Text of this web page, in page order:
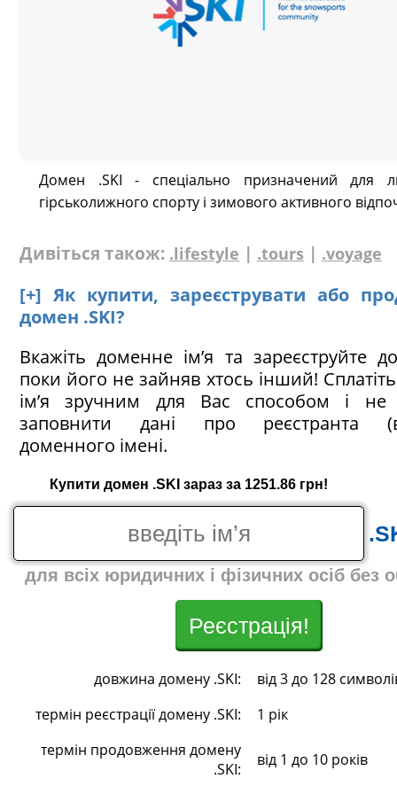
Домен .SKI - спеціально призначений для
гірськолижного спорту і зимового активного
Дивіться також: .lifestyle | .tours | .voyage
[+] Як купити, зареєструвати або
домен .SKI?
Вкажіть доменне ім’я та зареєструйте
поки його не зайняв хтось інший!
ім’я зручним для Вас способом і не
заповнити дані про реєстранта
доменного імені.
Купити домен .SKI зараз за 1251.86 грн!
для всіх юридичних і фізичних осіб без
Реєстрація!
довжина домену .SKI:
від 3 до 128
термін реєстрації домену .SKI:
1 рік
термін продовження домену
.SKI:
від 1 до 10 років